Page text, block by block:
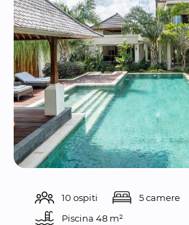
10 ospiti 5 camere
Piscina 48 m²